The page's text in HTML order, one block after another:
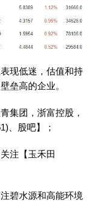
现低迷，估值和持
垒高的企业。
团，浙富控股，
、股吧】；
注【玉禾田
碧水源和高能环境